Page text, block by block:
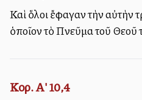
Καὶ ὅλοι ἔφαγαν τὴν αὐτὴν
ὁποῖον τὸ Πνεῦμα τοῦ Θεοῦ
Κορ. Α' 10,4